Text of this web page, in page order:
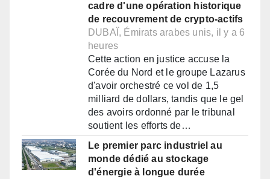
cadre d'une opération historique
de recouvrement de crypto-actifs
DUBAÏ, Émirats arabes unis, il y a 6
heures
Cette action en justice accuse la
Corée du Nord et le groupe Lazarus
d'avoir orchestré ce vol de 1,5
milliard de dollars, tandis que le gel
des avoirs ordonné par le tribunal
soutient les efforts de…
Le premier parc industriel au
monde dédié au stockage
d'énergie à longue durée